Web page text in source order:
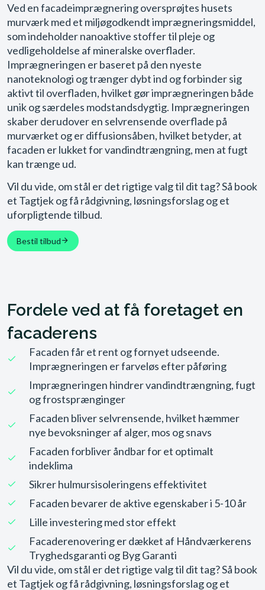
Ved en facadeimprægnering oversprøjtes husets
murværk med et miljøgodkendt imprægneringsmiddel,
som indeholder nanoaktive stoffer til pleje og
vedligeholdelse af mineralske overflader.
Imprægneringen er baseret på den nyeste
nanoteknologi og trænger dybt ind og forbinder sig
aktivt til overfladen, hvilket gør imprægneringen både
unik og særdeles modstandsdygtig. Imprægneringen
skaber derudover en selvrensende overflade på
murværket og er diffusionsåben, hvilket betyder, at
facaden er lukket for vandindtrængning, men at fugt
kan trænge ud.
Vil du vide, om stål er det rigtige valg til dit tag? Så book
et Tagtjek og få rådgivning, løsningsforslag og et
uforpligtende tilbud.
Bestil tilbud
Fordele ved at få foretaget en
facaderens
Facaden får et rent og fornyet udseende.
Imprægneringen er farveløs efter påføring
Imprægneringen hindrer vandindtrængning, fugt
og frostsprænginger
Facaden bliver selvrensende, hvilket hæmmer
nye bevoksninger af alger, mos og snavs
Facaden forbliver åndbar for et optimalt
indeklima
Sikrer hulmursisoleringens effektivitet
Facaden bevarer de aktive egenskaber i 5-10 år
Lille investering med stor effekt
Facaderenovering er dækket af Håndværkerens
Tryghedsgaranti og Byg Garanti
Vil du vide, om stål er det rigtige valg til dit tag? Så book
et Tagtjek og få rådgivning, løsningsforslag og et